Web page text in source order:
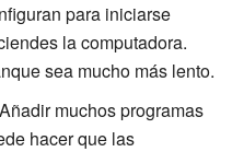
para iniciarse
la computadora.
sea mucho más lento.
Añadir muchos programas
hacer que las